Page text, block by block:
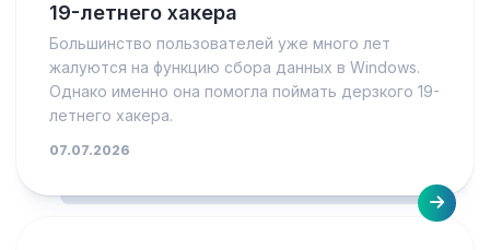
19-летнего хакера
Большинство пользователей уже много лет
жалуются на функцию сбора данных в Windows.
Однако именно она помогла поймать дерзкого 19-
летнего хакера.
07.07.2026